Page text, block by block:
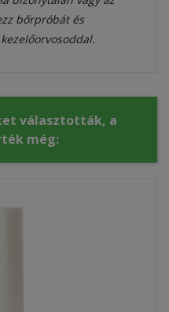
bőrpróbát és
választották, a
még: